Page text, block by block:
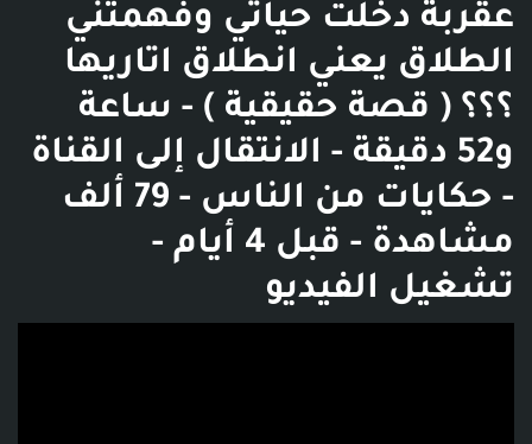
عقربة دخلت حياتي وفهمتني
الطلاق يعني انطلاق اتاريها
؟؟؟ ( قصة حقيقية ) - ساعة
و52 دقيقة - الانتقال إلى القناة
- حكايات من الناس - 79 ألف
مشاهدة - قبل 4 أيام -
تشغيل الفيديو